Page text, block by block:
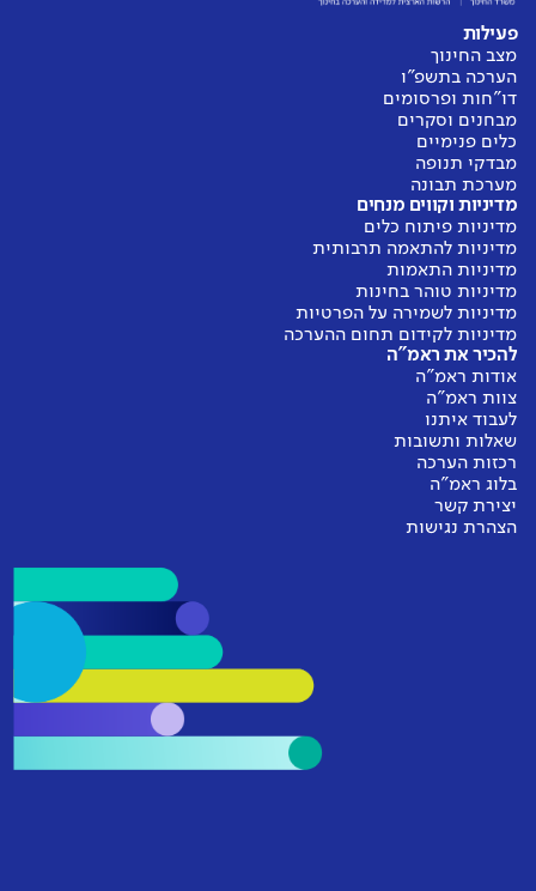
פעילות
מצב החינוך
הערכה בתשפ"ו
דו"חות ופרסומים
מבחנים וסקרים
כלים פנימיים
מבדקי תנופה
מערכת תבונה
מדיניות וקווים מנחים
מדיניות פיתוח כלים
מדיניות להתאמה תרבותית
מדיניות התאמות
מדיניות טוהר בחינות
מדיניות לשמירה על הפרטיות
מדיניות לקידום תחום ההערכה
להכיר את ראמ"ה
אודות ראמ"ה
צוות ראמ"ה
לעבוד איתנו
שאלות ותשובות
רכזות הערכה
בלוג ראמ"ה
יצירת קשר
הצהרת נגישות